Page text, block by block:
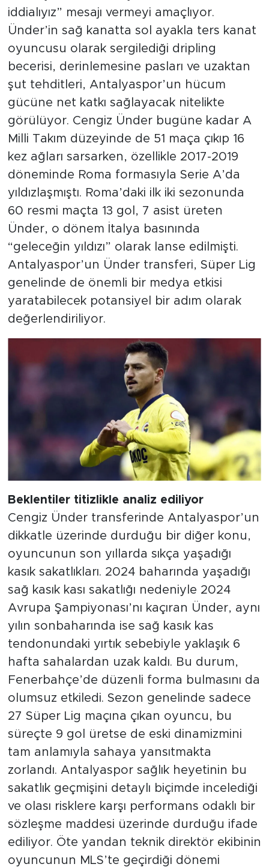
iddialıyız” mesajı vermeyi amaçlıyor.
Ünder’in sağ kanatta sol ayakla ters kanat
oyuncusu olarak sergilediği dripling
becerisi, derinlemesine pasları ve uzaktan
şut tehditleri, Antalyaspor’un hücum
gücüne net katkı sağlayacak nitelikte
görülüyor. Cengiz Ünder bugüne kadar A
Milli Takım düzeyinde de 51 maça çıkıp 16
kez ağları sarsarken, özellikle 2017-2019
döneminde Roma formasıyla Serie A’da
yıldızlaşmıştı. Roma’daki ilk iki sezonunda
60 resmi maçta 13 gol, 7 asist üreten
Ünder, o dönem İtalya basınında
“geleceğin yıldızı” olarak lanse edilmişti.
Antalyaspor’un Ünder transferi, Süper Lig
genelinde de önemli bir medya etkisi
yaratabilecek potansiyel bir adım olarak
değerlendiriliyor.
Beklentiler titizlikle analiz ediliyor
Cengiz Ünder transferinde Antalyaspor’un
dikkatle üzerinde durduğu bir diğer konu,
oyuncunun son yıllarda sıkça yaşadığı
kasık sakatlıkları. 2024 baharında yaşadığı
sağ kasık kası sakatlığı nedeniyle 2024
Avrupa Şampiyonası’nı kaçıran Ünder, aynı
yılın sonbaharında ise sağ kasık kas
tendonundaki yırtık sebebiyle yaklaşık 6
hafta sahalardan uzak kaldı. Bu durum,
Fenerbahçe’de düzenli forma bulmasını da
olumsuz etkiledi. Sezon genelinde sadece
27 Süper Lig maçına çıkan oyuncu, bu
süreçte 9 gol üretse de eski dinamizmini
tam anlamıyla sahaya yansıtmakta
zorlandı. Antalyaspor sağlık heyetinin bu
sakatlık geçmişini detaylı biçimde incelediği
ve olası risklere karşı performans odaklı bir
sözleşme maddesi üzerinde durduğu ifade
ediliyor. Öte yandan teknik direktör ekibinin
oyuncunun MLS’te geçirdiği dönemi